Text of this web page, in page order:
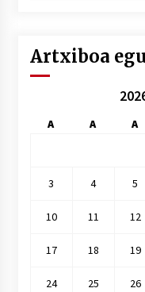
Artxiboa
A A A
3 4 5
10 11 12
17 18 19
24 25 26